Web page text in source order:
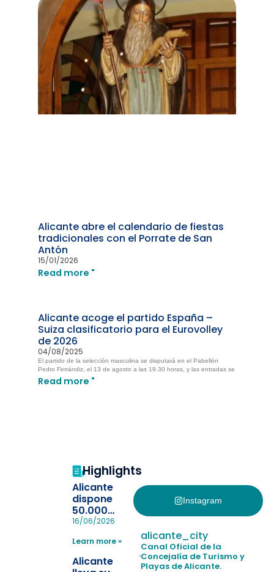
Alicante abre el calendario de fiestas
tradicionales con el Porrate de San
Antón
15/01/2026
Read more "
Alicante acoge el partido España –
Suiza clasificatorio para el Eurovolley
de 2026
04/08/2025
El partido de la selección masculina se disputará en el Pabellón
Pedro Ferrándiz, el 13 de agosto a las 19.30 horas, y las entradas se
Read more "
Highlights
Alicante
dispone
50.000
pulseras
la
pérdida de niños
en las
16/06/2026
Learn more »
Alicante
Instagram
alicante_city
Canal Oficial de la
Concejalía de Turismo y
Playas de Alicante.